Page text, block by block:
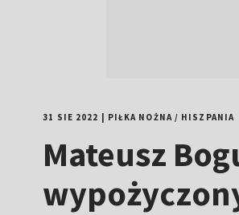
31 SIE 2022 PIŁKA NOŻNA/ HISZPANIA
Mateusz